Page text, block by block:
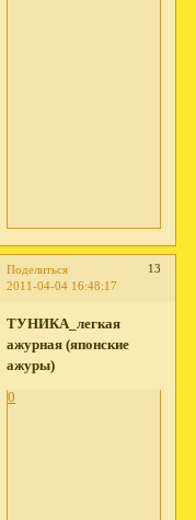
Поделиться
13
2011-04-04 16:48:17
ТУНИКА_легкая
ажурная (японские
ажуры)
0